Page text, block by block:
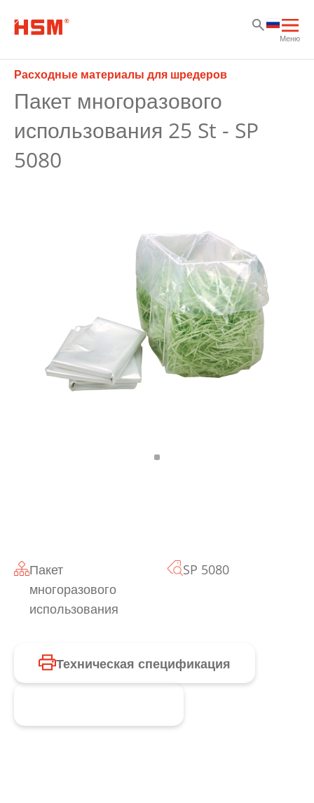
Меню
Расходные материалы для шредеров
Пакет многоразового
использования 25 St - SP
5080
Пакет
многоразового
использования
SP 5080
Техническая спецификация